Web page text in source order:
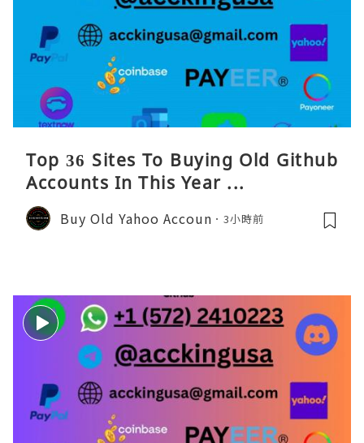
Top 36 Sites To Buying Old Github
Accounts In This Year ...
Buy Old Yahoo Accoun 3小時前